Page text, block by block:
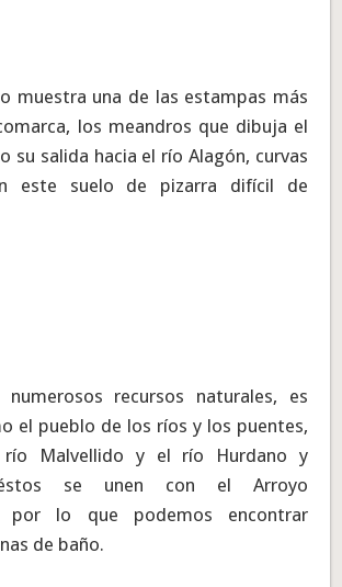
muestra una de las estampas más
los meandros que dibuja el
su salida hacia el río Alagón, curvas
este suelo de pizarra difícil de
numerosos recursos naturales, es
el pueblo de los ríos y los puentes,
Malvellido y el río Hurdano y
se unen con el Arroyo
por lo que podemos encontrar
de baño.